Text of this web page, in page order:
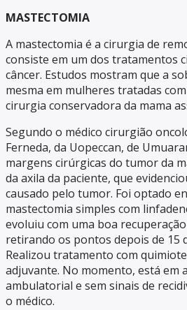
MASTECTOMIA
A mastectomia é a cirurgia de
consiste em um dos tratamentos
câncer. Estudos mostram que a
mesma em mulheres tratadas
cirurgia conservadora da mama
Segundo o médico cirurgião
Ferneda, da Uopeccan, de
margens cirúrgicas do tumor da
da axila da paciente, que
causado pelo tumor. Foi optado
mastectomia simples com
evoluiu com uma boa
retirando os pontos depois de 15
Realizou tratamento com
adjuvante. No momento, está em
ambulatorial e sem sinais de
o médico.